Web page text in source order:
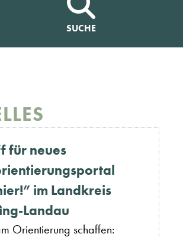
SUCHE
für neues
im Landkreis
Landau
Orientierung schaffen: